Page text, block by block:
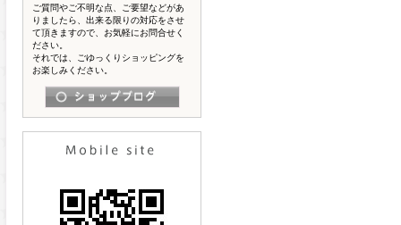
ご質問やご不明な点、ご要望などがあ
りましたら、出来る限りの対応をさせ
て頂きますので、お気軽にお問合せく
ださい。
それでは、ごゆっくりショッピングを
お楽しみください。